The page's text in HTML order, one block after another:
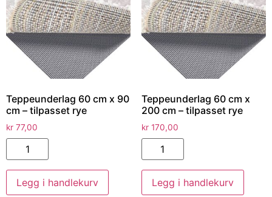
Teppeunderlag 60 cm x 90
cm – tilpasset rye
kr 77,00
Legg i handlekurv
Teppeunderlag 60 cm x
200 cm – tilpasset rye
kr170,00
Legg i handlekurv